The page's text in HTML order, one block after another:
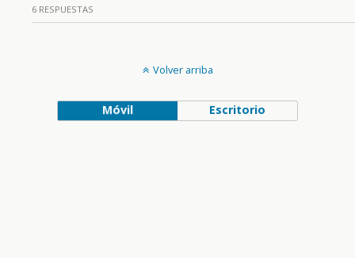
6 RESPUESTAS
Volver arriba
Móvil Escritorio